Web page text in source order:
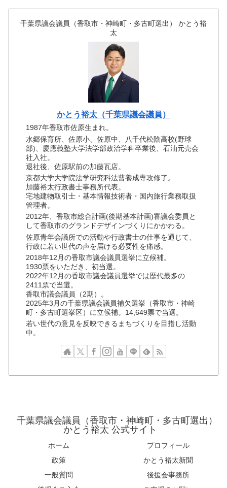
千葉県議会議員（香取市・神崎町・多古町選出） かとう裕
太
かとう裕太（千葉県議会議員）
1987年香取市佐原生まれ。
水郷保育所、佐原小、佐原中、八千代松陰高校(野球
部)、慶應義塾大学法学部政治学科卒業後、石油元売会
社入社。
退社後、佐原駅前の加藤瓦店。
京都大学大学院法学研究科法曹養成専攻修了。
加藤裕太行政書士事務所代表。
宅地建物取引士・基本情報技術者・国内旅行業務取扱
管理者。
2012年、香取市総合計画(後期基本計画)審議会委員と
して香取市のグランドデザインづくりにかかわる。
佐原青年会議所での活動や行政書士の仕事を通じて、
行政に若い世代の声を届ける必要性を痛感。
2018年12月の香取市議会議員選挙に立候補。
1930票をいただき、初当選。
2022年12月の香取市議会議員選挙では歴代最多の
2411票で当選。
香取市議会議員（2期）。
2025年3月の千葉県議会議員補欠選挙（香取市・神崎
町・多古町選挙区）に立候補。14,649票で当選。
若い世代の意見を反映できるまちづくりを目指し活動
中。
千葉県議会議員（香取市・神崎町・多古町選出）
かとう裕太 公式サイト
ホーム
プロフィール
政策
かとう裕太新聞
一般質問
後援会事務所